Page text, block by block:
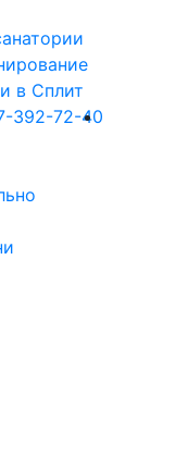
в Сплит
392-72-40